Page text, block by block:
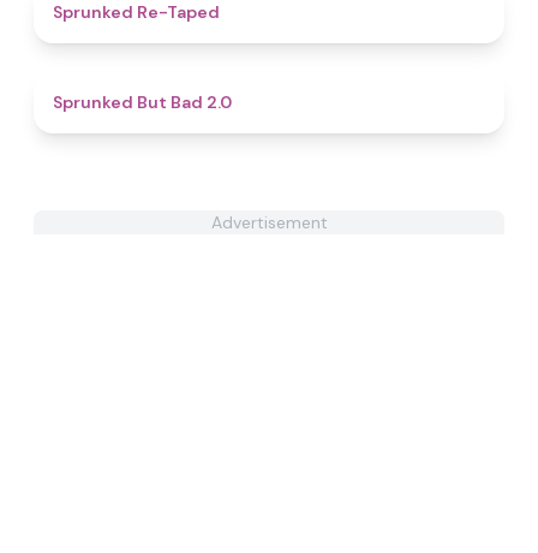
Sprunked Re-Taped
Sprunked But Bad 2.0
Advertisement